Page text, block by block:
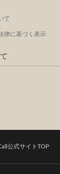
て
律に基づく表示
公式サイトTOP